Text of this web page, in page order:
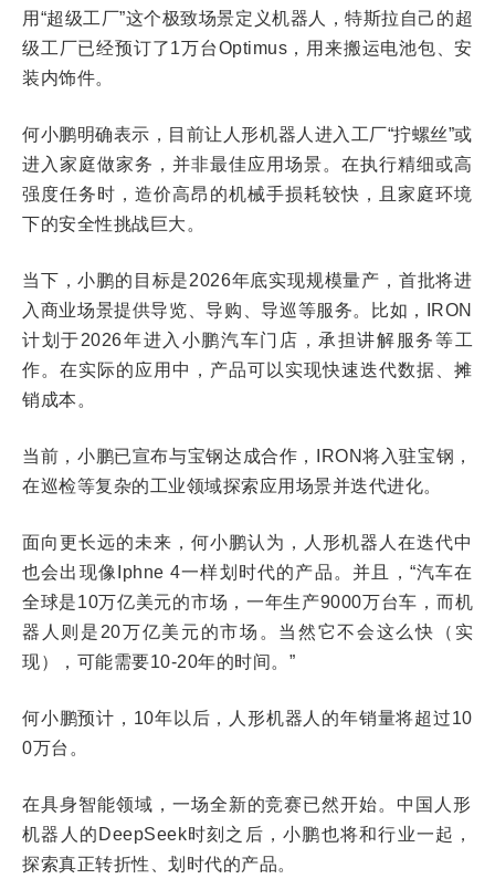
用“超级工厂”这个极致场景定义机器人，特斯拉自己的超
级工厂已经预订了1万台Optimus，用来搬运电池包、安
装内饰件。
何小鹏明确表示，目前让人形机器人进入工厂“拧螺丝”或
进入家庭做家务，并非最佳应用场景。在执行精细或高
强度任务时，造价高昂的机械手损耗较快，且家庭环境
下的安全性挑战巨大。
当下，小鹏的目标是2026年底实现规模量产，首批将进
入商业场景提供导览、导购、导巡等服务。比如，IRON
计划于2026年进入小鹏汽车门店，承担讲解服务等工
作。在实际的应用中，产品可以实现快速迭代数据、摊
销成本。
当前，小鹏已宣布与宝钢达成合作，IRON将入驻宝钢，
在巡检等复杂的工业领域探索应用场景并迭代进化。
面向更长远的未来，何小鹏认为，人形机器人在迭代中
也会出现像Iphne 4一样划时代的产品。并且，“汽车在
全球是10万亿美元的市场，一年生产9000万台车，而机
器人则是20万亿美元的市场。当然它不会这么快（实
现），可能需要10-20年的时间。”
何小鹏预计，10年以后，人形机器人的年销量将超过10
0万台。
在具身智能领域，一场全新的竞赛已然开始。 中国人形
机器人的DeepSeek时刻之后，小鹏也将和行业一起，
探索真正转折性、划时代的产品。